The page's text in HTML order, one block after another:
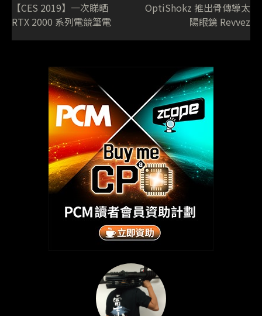
【CES 2019】一次睇晒
RTX 2000 系列電競筆電
OptiShokz 推出骨傳導太
陽眼鏡 Revvez